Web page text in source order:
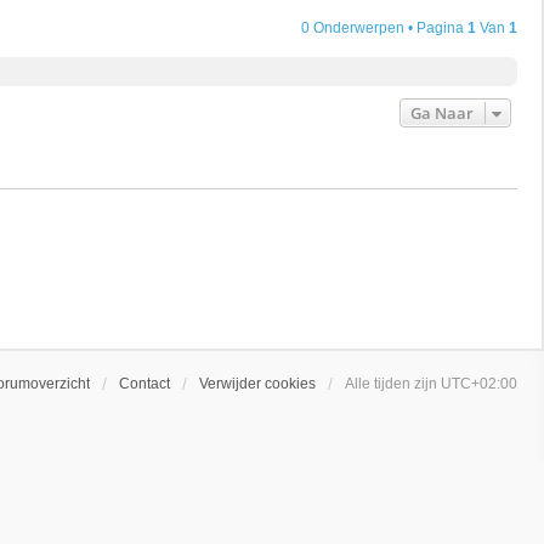
0 Onderwerpen • Pagina 1 Van 1
Ga Naar
Contact Verwijder cookies Alle tijden zijn UTC+02:00